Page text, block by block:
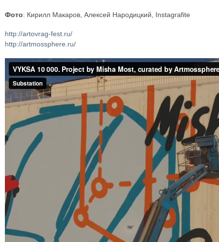
Фото: Кирилл Макаров, Алексей Народицкий, Instagrafite
http://artovrag-fest.ru/
http://artmossphere.ru/